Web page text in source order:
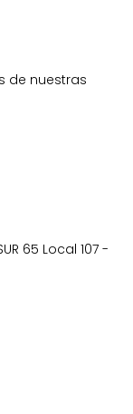
de nuestras
65 Local 107 -